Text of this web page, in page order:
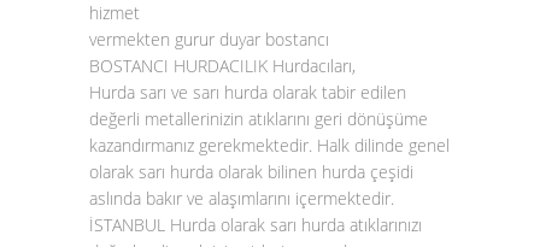
hizmet
vermekten gurur duyar bostancı
BOSTANCI HURDACILIK Hurdacıları,
Hurda sarı ve sarı hurda olarak tabir edilen
değerli metallerinizin atıklarını geri dönüşüme
kazandırmanız gerekmektedir. Halk dilinde genel
olarak sarı hurda olarak bilinen hurda çeşidi
aslında bakır ve alaşımlarını içermektedir.
İSTANBUL Hurda olarak sarı hurda atıklarınızı